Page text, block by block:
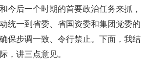
今后一个时期的首要政治任务来抓，
统一到省委、省国资委和集团党委的
保步调一致、令行禁止。下面，我结
，讲三点意见。